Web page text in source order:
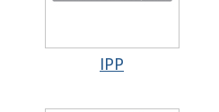
IPP